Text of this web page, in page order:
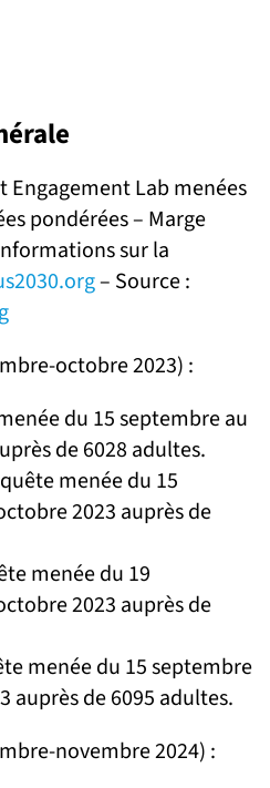
Engagement Lab menées
pondérées – Marge
sur la
– Source :
octobre 2023) :
du 15 septembre au
de 6028 adultes.
menée du 15
2023 auprès de
menée du 19
2023 auprès de
menée du 15 septembre
auprès de 6095 adultes.
novembre 2024) :